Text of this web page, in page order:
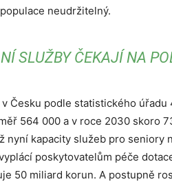
neudržitelný.
SLUŽBY ČEKAJÍ NA
Česku podle statistického
564 000 a v roce 2030 skoro
nyní kapacity služeb pro seniory
poskytovatelům péče
50 miliard korun. A postupně